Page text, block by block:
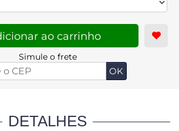
ao carrinho
Simule o frete
DETALHES